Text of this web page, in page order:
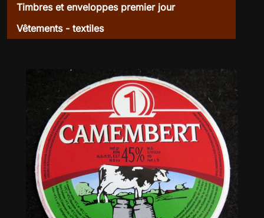
Timbres et enveloppes premier jour
Vêtements - textiles